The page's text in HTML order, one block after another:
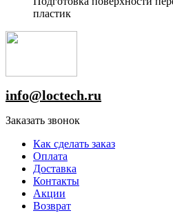
пластик
info@loctech.ru
Заказать звонок
Как сделать заказ
Оплата
Доставка
Контакты
Акции
Возврат